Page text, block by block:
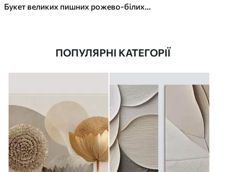
Букет великих пишних рожево-білих квітів півонії із зеленим листям на м’якому розмитому фоні
ПОПУЛЯРНІ КАТЕГОРІЇ